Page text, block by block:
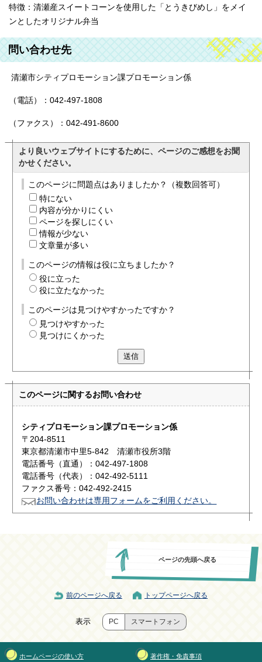
特徴：清瀬産スイートコーンを使用した「とうきびめし」をメイ
ンとしたオリジナル弁当
問い合わせ先
清瀬市シティプロモーション課プロモーション係
（電話）：042-497-1808
（ファクス）：042-491-8600
より良いウェブサイトにするために、ページのご感想をお聞
かせください。
このページに問題点はありましたか？（複数回答可）
特にない
内容が分かりにくい
ページを探しにくい
情報が少ない
文章量が多い
このページの情報は役に立ちましたか？
役に立った
役に立たなかった
このページは見つけやすかったですか？
見つけやすかった
見つけにくかった
送信
このページに関するお問い合わせ
シティプロモーション課プロモーション係
〒204-8511
東京都清瀬市中里5-842 清瀬市役所3階
電話番号（直通）：042-497-1808
電話番号（代表）：042-492-5111
ファクス番号：042-492-2415
お問い合わせは専用フォームをご利用ください。
ページの先頭へ戻る
前のページへ戻る トップページへ戻る
表示 PC スマートフォン
ホームページの使い方 著作権・免責事項